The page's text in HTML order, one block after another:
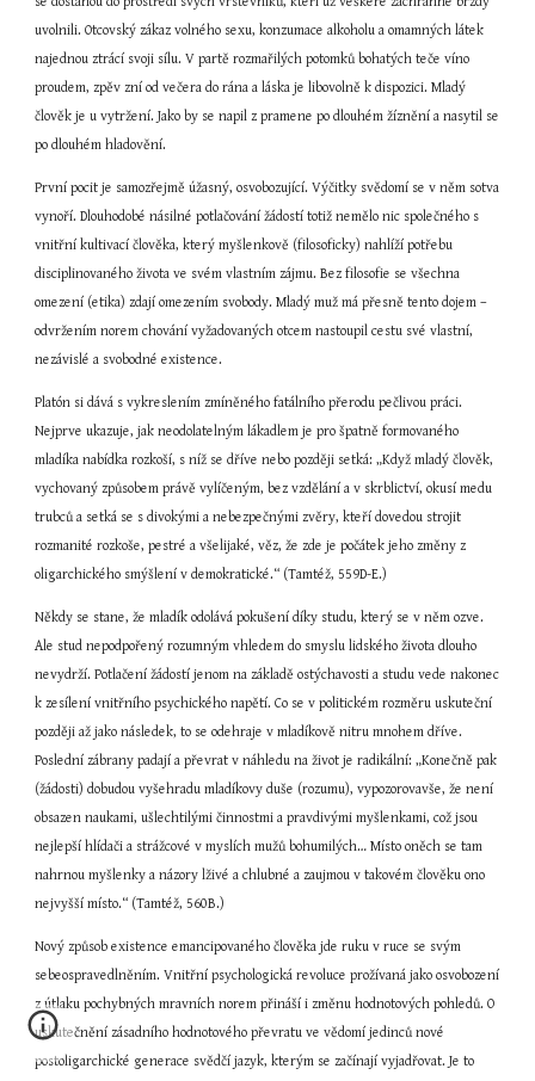
uvolnili. Otcovský zákaz volného sexu, konzumace alkoholu a omamných látek
najednou ztrácí svoji sílu. V partě rozmařilých potomků bohatých teče víno
proudem, zpěv zní od večera do rána a láska je libovolně k dispozici. Mladý
člověk je u vytržení. Jako by se napil z pramene po dlouhém žíznění a nasytil se
po dlouhém hladovění.
První pocit je samozřejmě úžasný, osvobozující. Výčitky svědomí se v něm sotva
vynoří. Dlouhodobé násilné potlačování žádostí totiž nemělo nic společného s
vnitřní kultivací člověka, který myšlenkově (filosoficky) nahlíží potřebu
disciplinovaného života ve svém vlastním zájmu. Bez filosofie se všechna
omezení (etika) zdají omezením svobody. Mladý muž má přesně tento dojem –
odvržením norem chování vyžadovaných otcem nastoupil cestu své vlastní,
nezávislé a svobodné existence.
Platón si dává s vykreslením zmíněného fatálního přerodu pečlivou práci.
Nejprve ukazuje, jak neodolatelným lákadlem je pro špatně formovaného
mladíka nabídka rozkoší, s níž se dříve nebo později setká: „Když mladý člověk,
vychovaný způsobem právě vylíčeným, bez vzdělání a v skrblictví, okusí medu
trubců a setká se s divokými a nebezpečnými zvěry, kteří dovedou strojit
rozmanité rozkoše, pestré a všelijaké, věz, že zde je počátek jeho změny z
oligarchického smýšlení v demokratické.“ (Tamtéž, 559D-E.)
Někdy se stane, že mladík odolává pokušení díky studu, který se v něm ozve.
Ale stud nepodpořený rozumným vhledem do smyslu lidského života dlouho
nevydrží. Potlačení žádostí jenom na základě ostýchavosti a studu vede nakonec
k zesílení vnitřního psychického napětí. Co se v politickém rozměru uskuteční
později až jako následek, to se odehraje v mladíkově nitru mnohem dříve.
Poslední zábrany padají a převrat v náhledu na život je radikální: „Konečně pak
(žádosti) dobudou vyšehradu mladíkovy duše (rozumu), vypozorovavše, že není
obsazen naukami, ušlechtilými činnostmi a pravdivými myšlenkami, což jsou
nejlepší hlídači a strážcové v myslích mužů bohumilých… Místo oněch se tam
nahrnou myšlenky a názory lživé a chlubné a zaujmou v takovém člověku ono
nejvyšší místo.“ (Tamtéž, 560B.)
Nový způsob existence emancipovaného člověka jde ruku v ruce se svým
sebeospravedlněním. Vnitřní psychologická revoluce prožívaná jako osvobození
z útlaku pochybných mravních norem přináší i změnu hodnotových pohledů. O
uskutečnění zásadního hodnotového převratu ve vědomí jedinců nové
postoligarchické generace svědčí jazyk, kterým se začínají vyjadřovat. Je to